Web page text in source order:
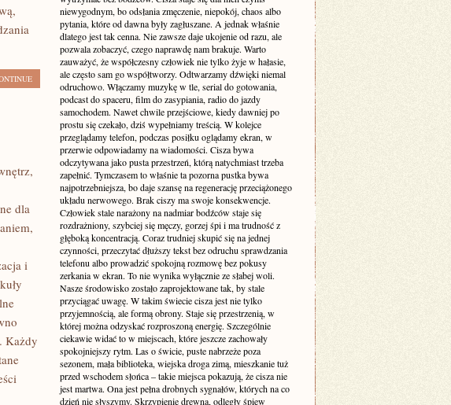
dla
i
Każdy
niewygodnym, bo odsłania zmęczenie, niepokój, chaos albo
pytania, które od dawna były zagłuszane. A jednak właśnie
dlatego jest tak cenna. Nie zawsze daje ukojenie od razu, ale
pozwala zobaczyć, czego naprawdę nam brakuje. Warto
zauważyć, że współczesny człowiek nie tylko żyje w hałasie,
ale często sam go współtworzy. Odtwarzamy dźwięki niemal
odruchowo. Włączamy muzykę w tle, serial do gotowania,
podcast do spaceru, film do zasypiania, radio do jazdy
samochodem. Nawet chwile przejściowe, kiedy dawniej po
prostu się czekało, dziś wypełniamy treścią. W kolejce
przeglądamy telefon, podczas posiłku oglądamy ekran, w
przerwie odpowiadamy na wiadomości. Cisza bywa
odczytywana jako pusta przestrzeń, którą natychmiast trzeba
zapełnić. Tymczasem to właśnie ta pozorna pustka bywa
najpotrzebniejsza, bo daje szansę na regenerację przeciążonego
układu nerwowego. Brak ciszy ma swoje konsekwencje.
Człowiek stale narażony na nadmiar bodźców staje się
rozdrażniony, szybciej się męczy, gorzej śpi i ma trudność z
głęboką koncentracją. Coraz trudniej skupić się na jednej
czynności, przeczytać dłuższy tekst bez odruchu sprawdzania
telefonu albo prowadzić spokojną rozmowę bez pokusy
zerkania w ekran. To nie wynika wyłącznie ze słabej woli.
Nasze środowisko zostało zaprojektowane tak, by stale
przyciągać uwagę. W takim świecie cisza jest nie tylko
przyjemnością, ale formą obrony. Staje się przestrzenią, w
której można odzyskać rozproszoną energię. Szczególnie
ciekawie widać to w miejscach, które jeszcze zachowały
spokojniejszy rytm. Las o świcie, puste nabrzeże poza
sezonem, mała biblioteka, wiejska droga zimą, mieszkanie tuż
przed wschodem słońca – takie miejsca pokazują, że cisza nie
jest martwa. Ona jest pełna drobnych sygnałów, których na co
dzień nie słyszymy. Skrzypienie drewna, odległy śpiew